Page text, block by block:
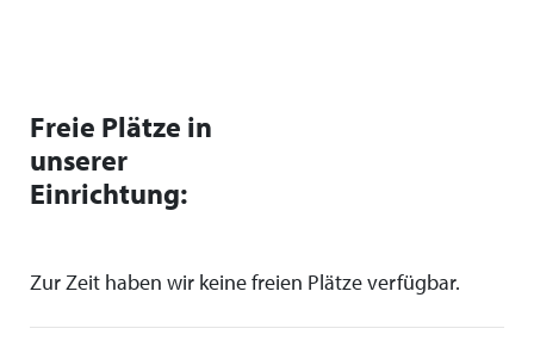
Freie Plätze in
unserer
Einrichtung:
Zur Zeit haben wir keine freien Plätze verfügbar.